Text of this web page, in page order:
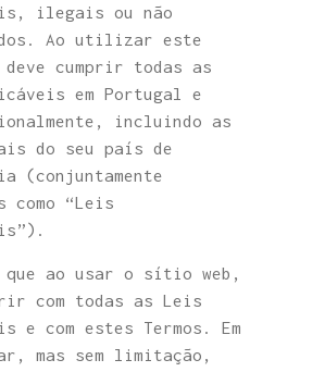
ilegais ou não
Ao utilizar este
cumprir todas as
em Portugal e
incluindo as
do seu país de
(conjuntamente
como “Leis
que ao usar o sítio web,
com todas as Leis
e com estes Termos. Em
mas sem limitação,